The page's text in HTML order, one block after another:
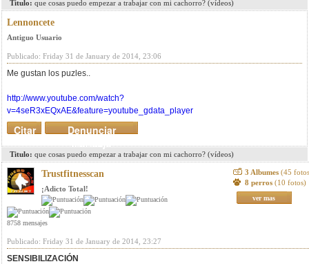
Titulo: que cosas puedo empezar a trabajar con mi cachorro? (vídeos)
Lennoncete
Antiguo Usuario
Publicado: Friday 31 de January de 2014, 23:06
Me gustan los puzles..
http://www.youtube.com/watch?
v=4seR3xEQxAE&feature=youtube_gdata_player
Denunciar
mensaje
Citar
Titulo: que cosas puedo empezar a trabajar con mi cachorro? (vídeos)
Trustfitnesscan
¡Adicto Total!
8758 mensajes
3 Albumes (45
8 perros (10 fotos)
ver mas
Publicado: Friday 31 de January de 2014, 23:27
SENSIBILIZACIÓN